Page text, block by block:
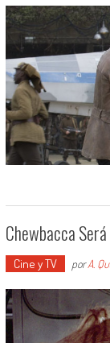
Chewbacca
Cine y TV porA.